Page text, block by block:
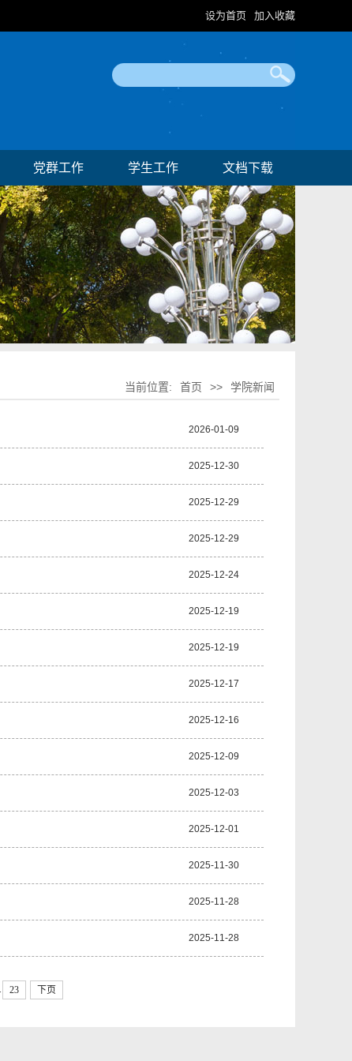
设为首页 加入收藏
党群工作 学生工作 文档下载
当前位置: 首页 >> 学院新闻
2026-01-09
2025-12-30
2025-12-29
2025-12-29
2025-12-24
2025-12-19
2025-12-19
2025-12-17
2025-12-16
2025-12-09
2025-12-03
2025-12-01
2025-11-30
2025-11-28
2025-11-28
23 下页